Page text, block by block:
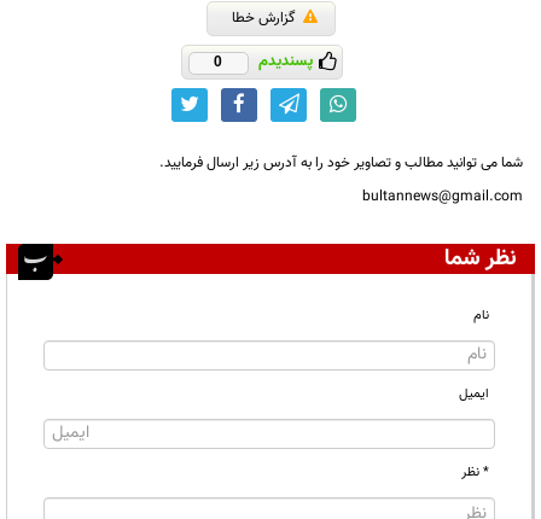
گزارش خطا
پسندیدم 0
شما می توانید مطالب و تصاویر خود را به آدرس زیر ارسال فرمایید.
bultannews@gmail.com
نظر شما
نام
ایمیل
* نظر